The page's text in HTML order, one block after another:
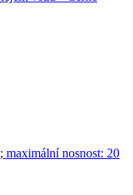
maximální nosnost: 20